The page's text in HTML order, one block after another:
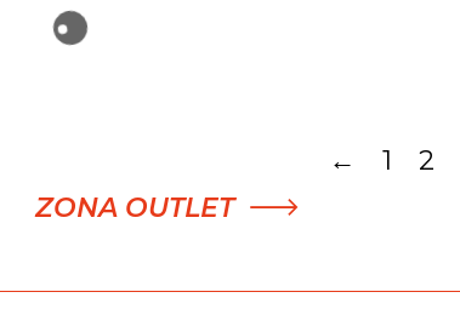
← 1 2
ZONA OUTLET